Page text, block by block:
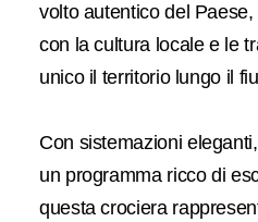
volto autentico del
con la cultura locale e le
unico il territorio lungo il
Con sistemazioni
un programma ricco di
questa crociera